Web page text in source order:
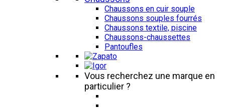
Chaussons en cuir souple
Chaussons souples fourrés
Chaussons textile, piscine
Chaussons-chaussettes
Pantoufles
Vous recherchez une marque en
particulier ?